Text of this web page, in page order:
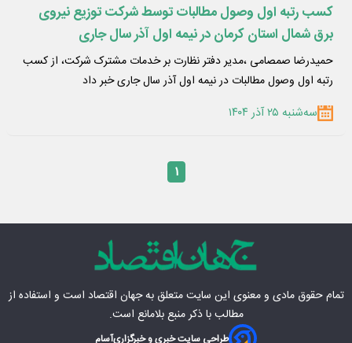
کسب رتبه اول وصول مطالبات توسط شرکت توزیع نیروی
برق شمال استان کرمان در نیمه اول آذر سال جاری
حمیدرضا صمصامی ،مدیر دفتر نظارت بر خدمات مشترک شرکت، از کسب
رتبه اول وصول مطالبات در نیمه اول آذر سال جاری خبر داد
سه‌شنبه ۲۵ آذر ۱۴۰۴
۱
تمام حقوق مادی‌ و معنوی این سایت متعلق بهجهان اقتصاد است و استفاده از
مطالب با ذکر منبع بلامانع است.
طراحی سایت خبری و خبرگزاریآسام